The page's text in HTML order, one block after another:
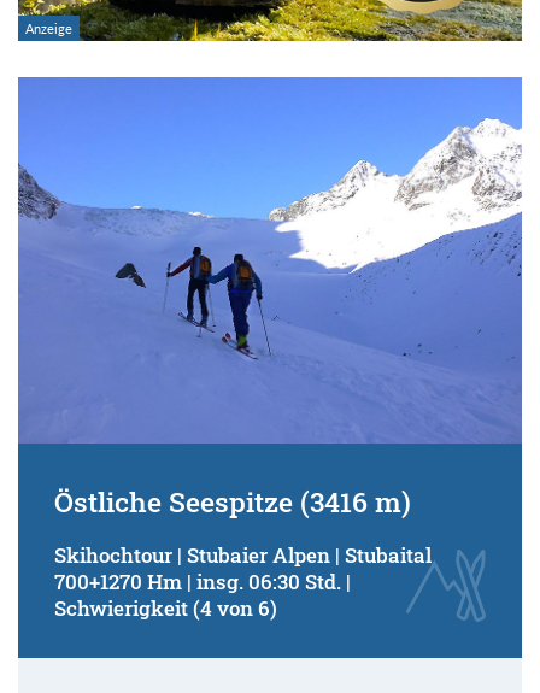
Östliche Seespitze (3416 m)
Skihochtour | Stubaier Alpen | Stubaital
700+1270 Hm | insg. 06:30 Std. |
Schwierigkeit (4 von 6)